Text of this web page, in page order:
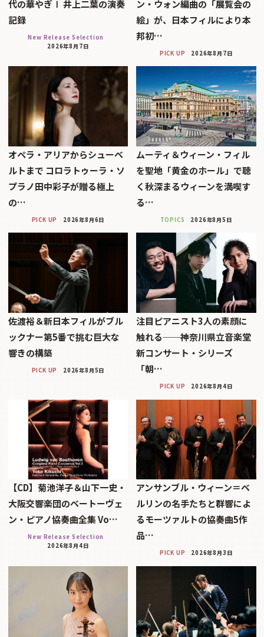
代の華やぎⅠ 井上二葉の演奏
記録
New Release Selection
2026年8月7日
ン・ウォン編曲の「展覧会の
絵」が、日本フィルにより本
邦初…
PICK UP 2026年8月7日
オペラ・アリアからシューベ
ルトまで コロラトゥーラ・ソ
プラノ田中彩子が贈る極上
の…
PICK UP 2026年8月6日
ムーティ＆ウィーン・フィル
を聖地「黄金のホール」で聴
く秋深まるウィーンを満喫す
る…
TOPICS 2026年8月5日
佐渡裕＆新日本フィルがブル
ックナー第5番で挑む巨大な
響きの構築
PICK UP 2026年8月5日
注目ピアニスト3人の素顔に
触れる──神奈川県立音楽堂
新コンサート・シリーズ
「朝…
PICK UP 2026年8月4日
【CD】菊池洋子＆山下一史・
大阪交響楽団のベートーヴェ
ン・ピアノ協奏曲全集 Vo…
New Release Selection
2026年8月4日
アンサンブル・ウィーン＝ベ
ルリンの名手たちと群響によ
るモーツァルトの協奏曲5作
品…
PICK UP 2026年8月3日